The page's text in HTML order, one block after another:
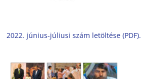
2022. június-júliusi szám letöltése (PDF).